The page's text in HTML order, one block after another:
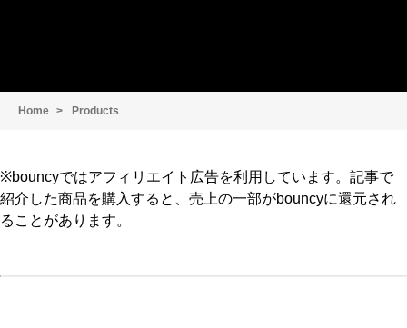
Home Products
※bouncyではアフィリエイト広告を利用しています。記事で
紹介した商品を購入すると、売上の一部がbouncyに還元され
ることがあります。